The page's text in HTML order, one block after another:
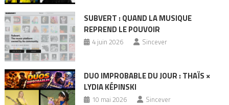
SUBVERT : QUAND LA MUSIQUE
REPREND LE POUVOIR
4 juin 2026 Sincever
DUO IMPROBABLE DU JOUR : THAÏS ×
LYDIA KÉPINSKI
10 mai 2026 Sincever